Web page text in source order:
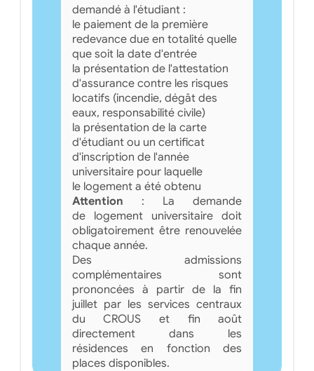
demandé à l'étudiant :
le paiement de la première
redevance due en totalité quelle
que soit la date d'entrée
la présentation de l'attestation
d'assurance contre les risques
locatifs (incendie, dégât des
eaux, responsabilité civile)
la présentation de la carte
d'étudiant ou un certificat
d'inscription de l'année
universitaire pour laquelle
le logement a été obtenu
Attention : La demande
de logement universitaire doit
obligatoirement être renouvelée
chaque année.
Des admissions
complémentaires sont
prononcées à partir de la fin
juillet par les services centraux
du CROUS et fin août
directement dans les
résidences en fonction des
places disponibles.